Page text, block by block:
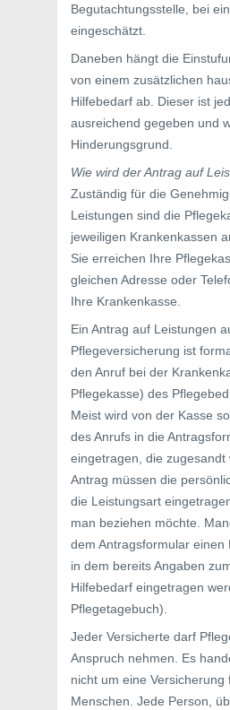
Begutachtungsstelle, bei
eingeschätzt.
Daneben hängt die
von einem zusätzlichen
Hilfebedarf ab. Dieser ist
ausreichend gegeben und
Hinderungsgrund.
Wie wird der Antrag auf
Zuständig für die
Leistungen sind die
jeweiligen Krankenkassen
Sie erreichen Ihre
gleichen Adresse oder
Ihre Krankenkasse.
Ein Antrag auf Leistungen
Pflegeversicherung ist
den Anruf bei der
Pflegekasse) des
Meist wird von der Kasse
des Anrufs in die
eingetragen, die zugesandt
Antrag müssen die
die Leistungsart
man beziehen möchte.
dem Antragsformular einen
in dem bereits Angaben
Hilfebedarf eingetragen
Pflegetagebuch).
Jeder Versicherte darf
Anspruch nehmen. Es
nicht um eine Versicherung
Menschen. Jede Person,